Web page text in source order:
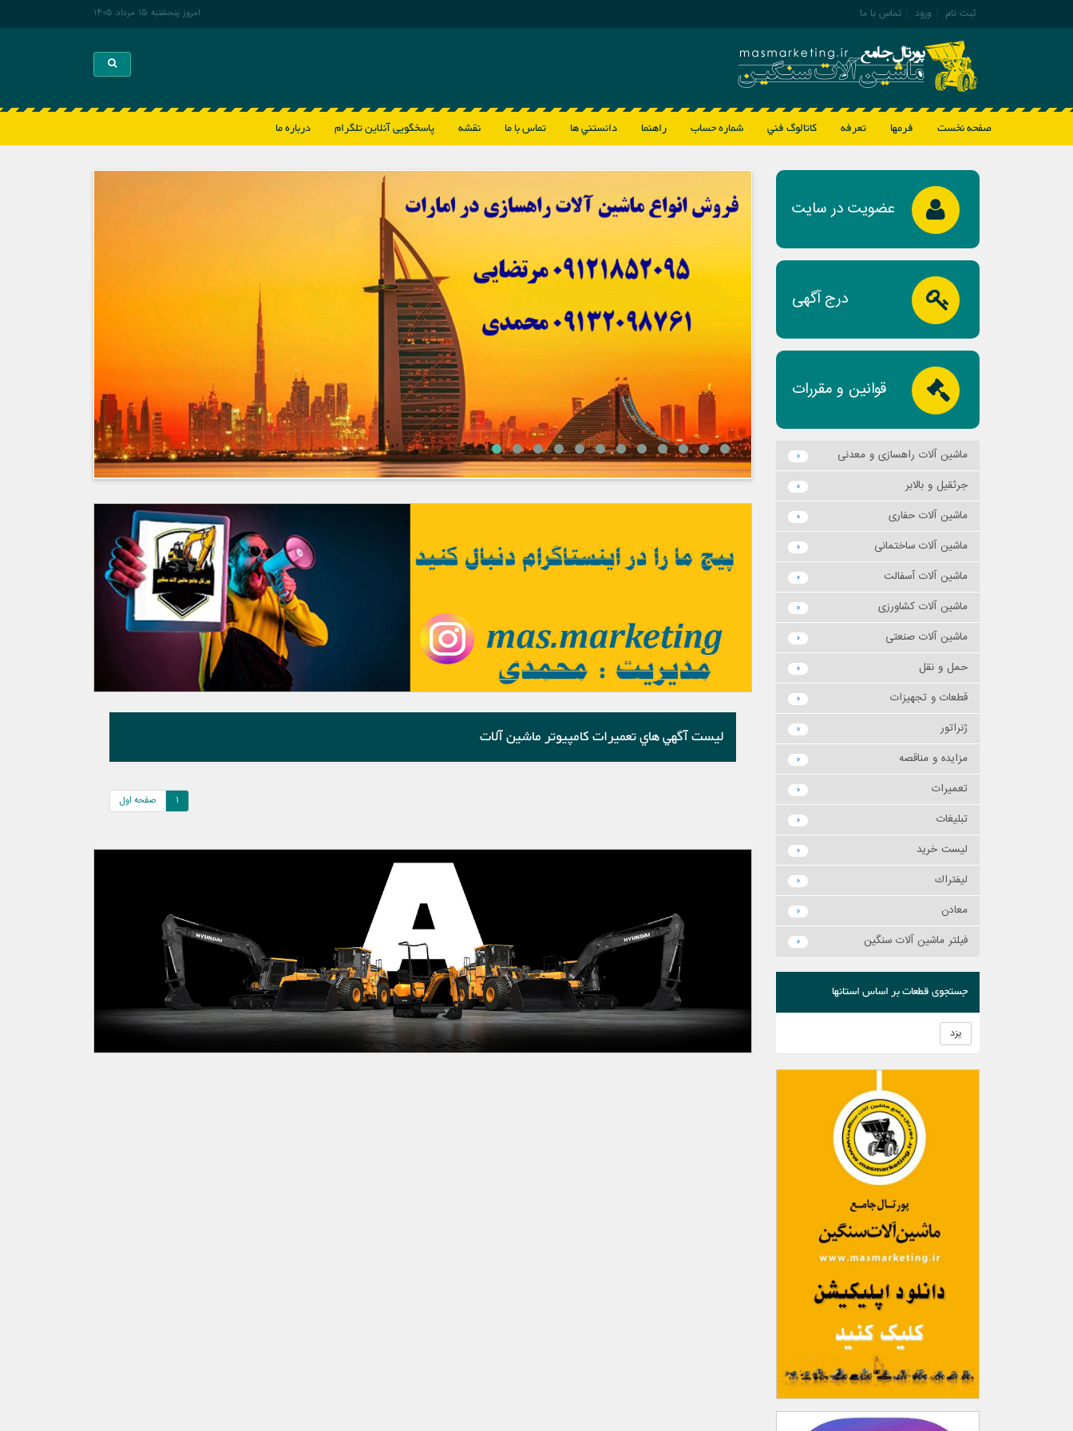
امروز پنجشنبه 15 مرداد 1405 تماس با ما ورود ثبت نام
Toggle search
درباره ما پاسخگویی آنلاین تلگرام نقشه تماس با ما دانستني ها راهنما شماره حساب كاتالوگ فني تعرفه فرمها صفحه نخست
ليست آگهي هاي تعميرات كامپيوتر ماشين آلات
صفحه اول 1
عضویت در سایت
درج آگهی
قوانین و مقررات
ماشين آلات راهسازي و معدني 0
جرثقيل و بالابر 0
ماشين آلات حفاري 0
ماشين آلات ساختماني 0
ماشين آلات آسفالت 0
ماشين آلات كشاورزي 0
ماشين آلات صنعتي 0
حمل و نقل 0
قطعات و تجهيزات 0
ژنراتور 0
مزايده و مناقصه 0
تعميرات 0
تبليغات 0
ليست خريد 0
ليفتراك 0
معادن 0
فیلتر ماشین آلات سنگین 0
جستجوی قطعات بر اساس استانها
یزد